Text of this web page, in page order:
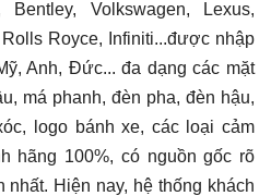
Bentley, Volkswagen, Lexus,
Royce, Infiniti...được nhập
Anh, Đức... đa dạng các mặt
má phanh, đèn pha, đèn hậu,
logo bánh xe, các loại cảm
hãng 100%, có nguồn gốc rõ
nhất. Hiện nay, hệ thống khách